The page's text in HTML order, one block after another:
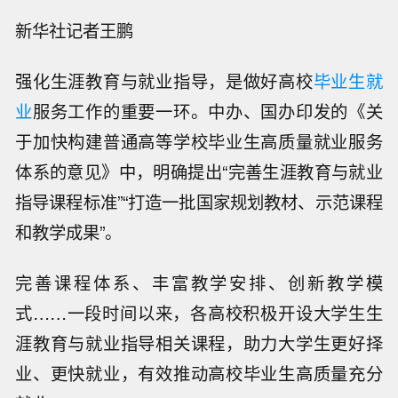
新华社记者王鹏
强化生涯教育与就业指导，是做好高校毕业生就
业服务工作的重要一环。中办、国办印发的《关
于加快构建普通高等学校毕业生高质量就业服务
体系的意见》中，明确提出“完善生涯教育与就业
指导课程标准”“打造一批国家规划教材、示范课程
和教学成果”。
完善课程体系、丰富教学安排、创新教学模
式……一段时间以来，各高校积极开设大学生生
涯教育与就业指导相关课程，助力大学生更好择
业、更快就业，有效推动高校毕业生高质量充分